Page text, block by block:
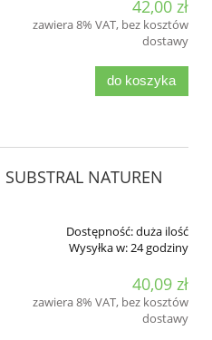
42,00 zł
zawiera 8% VAT, bez kosztów
dostawy
do koszyka
NATUREN
Dostępność:duża ilość
Wysyłka w:24 godziny
40,09 zł
zawiera 8% VAT, bez kosztów
dostawy